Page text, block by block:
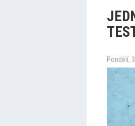
Pondělí,